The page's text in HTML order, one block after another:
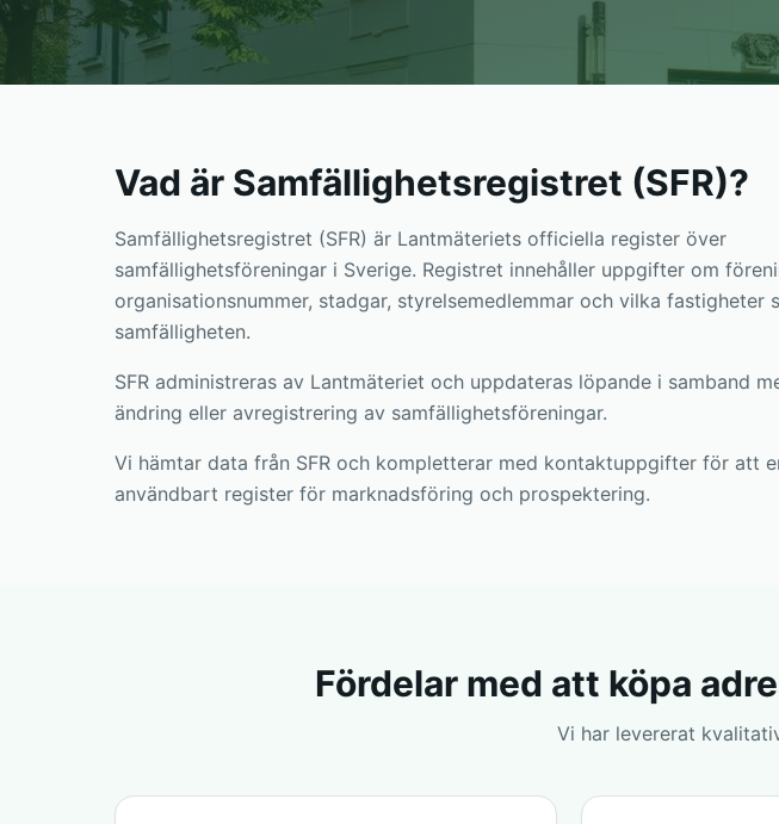
Vad är Samfällighetsregistret (SFR)?
Samfällighetsregistret (SFR) är Lantmäteriets officiella register över
samfällighetsföreningar i Sverige. Registret innehåller uppgifter om
organisationsnummer, stadgar, styrelsemedlemmar och vilka fastigheter
samfälligheten.
SFR administreras av Lantmäteriet och uppdateras löpande i samband
ändring eller avregistrering av samfällighetsföreningar.
Vi hämtar data från SFR och kompletterar med kontaktuppgifter för att
användbart register för marknadsföring och prospektering.
Fördelar med att köpa
Vi har levererat